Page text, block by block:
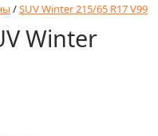
/SUV Winter 215/65 R17 V99
Winter